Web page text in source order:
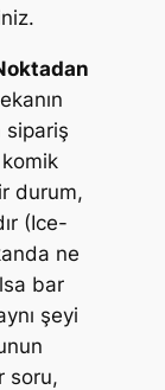
sipariş
durum,
(Ice-
ne
bar
şeyi
soru,